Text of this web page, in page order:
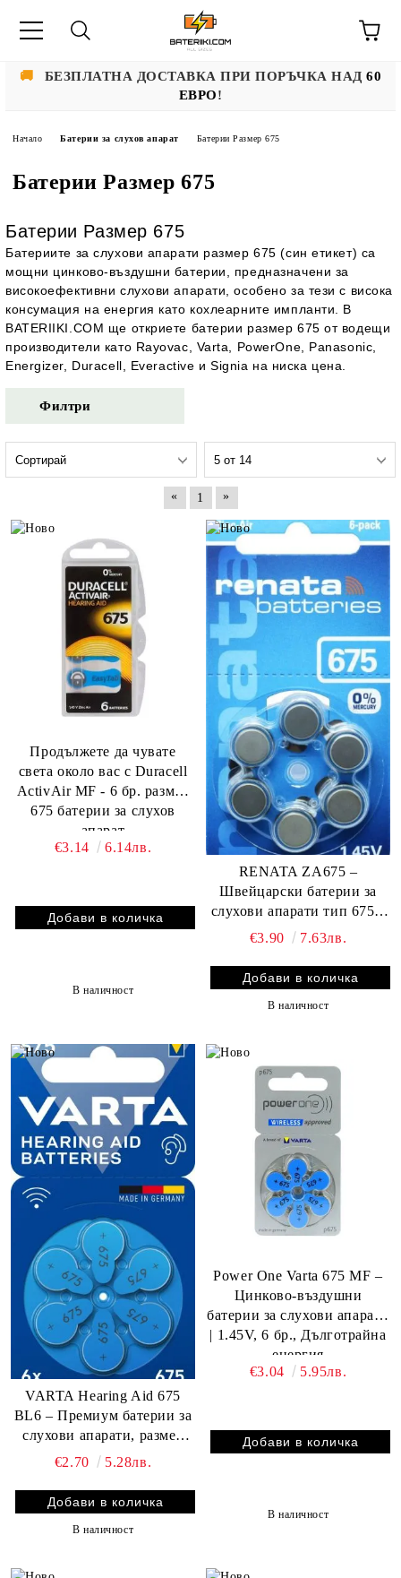
🚚 БЕЗПЛАТНА ДОСТАВКА ПРИ ПОРЪЧКА НАД60
ЕВРО!
Начало Батерии за слухов апарат Батерии Размер 675
Батерии Размер 675
Батерии Размер 675
Батериите за слухови апарати размер 675 (син етикет) са
мощни цинково-въздушни батерии, предназначени за
високоефективни слухови апарати, особено за тези с висока
консумация на енергия като кохлеарните импланти. В
BATERIIKI.COM ще откриете батерии размер 675 от водещи
производители като Rayovac, Varta, PowerOne, Panasonic,
Energizer, Duracell, Everactive и Signia на ниска цена.
Филтри
« 1 »
Продължете да чувате
света около вас с Duracell
ActivAir MF - 6 бр. размер
675 батерии за слухов
апарат
€3.14
6.14лв.
В наличност
RENATA ZA675 –
Швейцарски батерии за
слухови апарати тип 675 с
висока мощност (6 бр. в
€3.90 7.63лв.
В наличност
VARTA Hearing Aid 675
BL6 – Премиум батерии за
слухови апарати, размер
675
€2.70 5.28лв.
В наличност
Power One Varta 675 MF –
Цинково-въздушни
батерии за слухови апарати
| 1.45V, 6 бр., Дълготрайна
енергия
€3.04
5.95лв.
В наличност